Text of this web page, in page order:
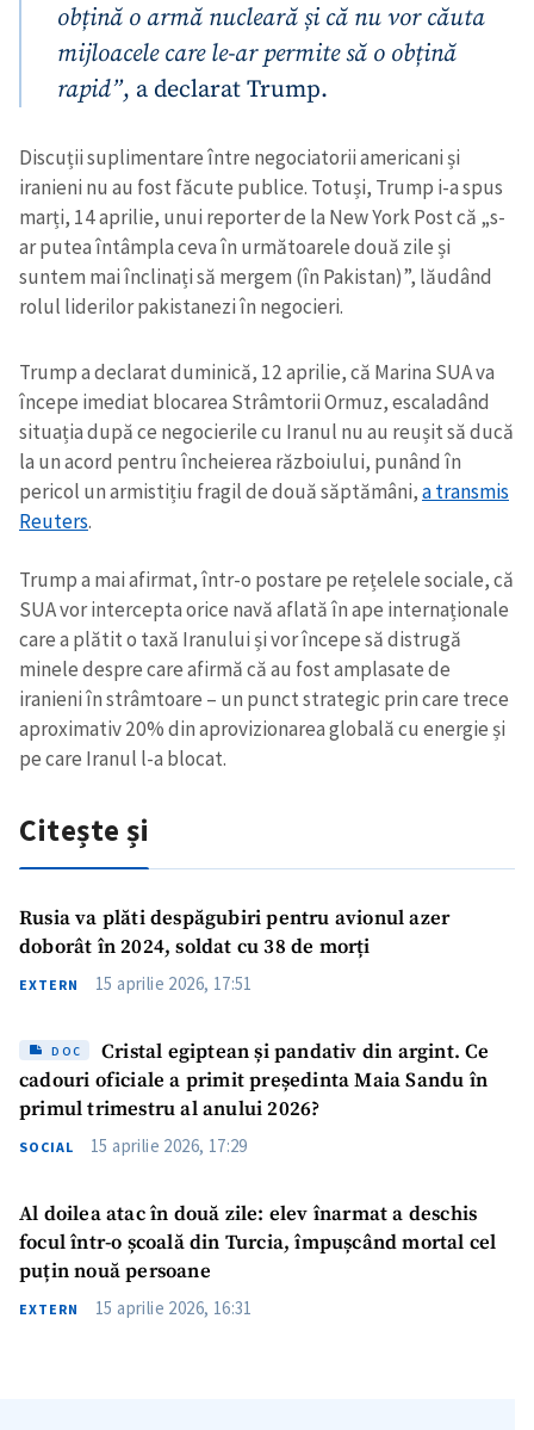
obțină o armă nucleară și că nu vor căuta
mijloacele care le-ar permite să o obțină
rapid”, a declarat Trump.
Discuții suplimentare între negociatorii americani și
iranieni nu au fost făcute publice. Totuși, Trump i-a spus
marți, 14 aprilie, unui reporter de la New York Post că „s-
ar putea întâmpla ceva în următoarele două zile și
suntem mai înclinați să mergem (în Pakistan)”, lăudând
rolul liderilor pakistanezi în negocieri.
Trump a declarat duminică, 12 aprilie, că Marina SUA va
începe imediat blocarea Strâmtorii Ormuz, escaladând
situația după ce negocierile cu Iranul nu au reușit să ducă
la un acord pentru încheierea războiului, punând în
pericol un armistițiu fragil de două săptămâni,a transmis
Reuters.
Trump a mai afirmat, într-o postare pe rețelele sociale, că
SUA vor intercepta orice navă aflată în ape internaționale
care a plătit o taxă Iranului și vor începe să distrugă
minele despre care afirmă că au fost amplasate de
iranieni în strâmtoare – un punct strategic prin care trece
aproximativ 20% din aprovizionarea globală cu energie și
pe care Iranul l-a blocat.
Citește și
Rusia va plăti despăgubiri pentru avionul azer
doborât în 2024, soldat cu 38 de morți
EXTERN 15 aprilie 2026, 17:51
DOC
Cristal egiptean și pandativ din argint. Ce
cadouri oficiale a primit președinta Maia Sandu în
primul trimestru al anului 2026?
SOCIAL 15 aprilie 2026, 17:29
Al doilea atac în două zile: elev înarmat a deschis
focul într-o școală din Turcia, împușcând mortal cel
puțin nouă persoane
EXTERN 15 aprilie 2026, 16:31